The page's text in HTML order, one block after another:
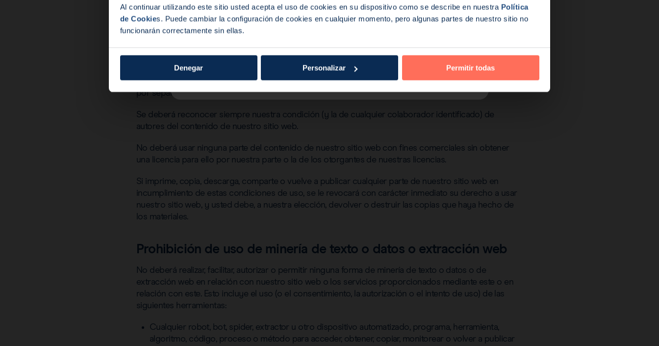
Al continuar utilizando este sitio usted acepta el uso de cookies en su dispositivo como se describe en nuestra Política
de Cookies. Puede cambiar la configuración de cookies en cualquier momento, pero algunas partes de nuestro sitio no
funcionarán correctamente sin ellas.
Denegar Personalizar Permitir todas
los derechos de propiedad intelectual del sitio web o sobre este.
Usted puede imprimir una copia, y descargar extractos, de cualquier página de nuestro sitio web para
su uso personal y puede dirigir la atención de otras personas de su organización al contenido
No deberá modificar en modo alguno las copias en papel o digitales de ningún material que haya
impreso o descargado, ni usar las ilustraciones, fotografías, secuencias de vídeo o audio o los gráficos
por separado sin el texto que los acompaña.
Se deberá reconocer siempre nuestra condición (y la de cualquier colaborador identificado) de
autores del contenido de nuestro sitio web.
No deberá usar ninguna parte del contenido de nuestro sitio web con fines comerciales sin obtener
una licencia para ello por nuestra parte o la de los otorgantes de nuestras licencias.
Si imprime, copia, descarga, comparte o vuelve a publicar cualquier parte de nuestro sitio web en
incumplimiento de estas condiciones de uso, se le revocará con carácter inmediato su derecho a usar
nuestro sitio web, y usted debe, a nuestra elección, devolver o destruir las copias que haya hecho de
los materiales.
Prohibición de uso de minería de texto o datos o extracción web
No deberá realizar, facilitar, autorizar o permitir ninguna forma de minería de texto o datos o de
extracción web en relación con nuestro sitio web o los servicios proporcionados mediante este o en
relación con este. Esto incluye el uso (o el consentimiento, la autorización o el intento de uso) de las
siguientes herramientas:
Cualquier robot, bot, spider, extractor u otro dispositivo automatizado, programa, herramienta,
algoritmo, código, proceso o método para acceder, obtener, copiar, monitorear o volver a publicar